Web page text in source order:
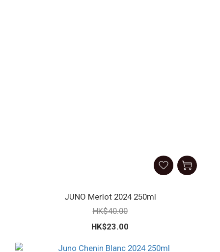
JUNO Merlot 2024 250ml
HK$40.00
HK$23.00